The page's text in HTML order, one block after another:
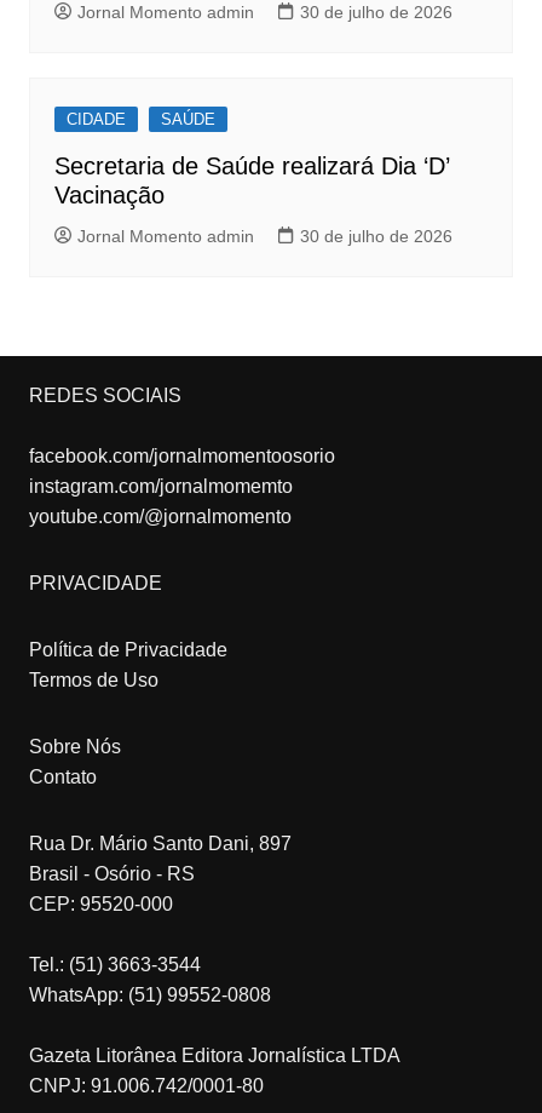
Jornal Momento admin 30 de julho de 2026
CIDADE SAÚDE
Secretaria de Saúde realizará Dia ‘D’
Vacinação
Jornal Momento admin 30 de julho de 2026
REDES SOCIAIS
facebook.com/jornalmomentoosorio
instagram.com/jornalmomemto
youtube.com/@jornalmomento
PRIVACIDADE
Política de Privacidade
Termos de Uso
Sobre Nós
Contato
Rua Dr. Mário Santo Dani, 897
Brasil - Osório - RS
CEP: 95520-000
Tel.: (51) 3663-3544
WhatsApp: (51) 99552-0808
Gazeta Litorânea Editora Jornalística LTDA
CNPJ: 91.006.742/0001-80